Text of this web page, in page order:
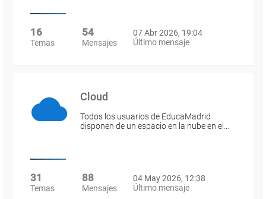
16
Temas
54
Mensajes
07 Abr 2026, 19:04
Último mensaje
Cloud
Todos los usuarios de EducaMadrid
disponen de un espacio en la nube en el…
31
Temas
88
Mensajes
04 May 2026, 12:38
Último mensaje